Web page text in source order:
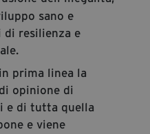
sano e
di resilienza e
prima linea la
opinione di
e di tutta quella
e viene